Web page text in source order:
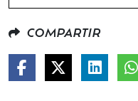
COMPARTIR